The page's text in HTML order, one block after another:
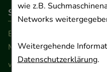
wie z.B.
Networks
Weitergehende
Datenschutzerklärung.
So erreichen Sie uns
Beratung und
Montag - Freitag von 9.00
www.ApoSalis.de· E-Mail: